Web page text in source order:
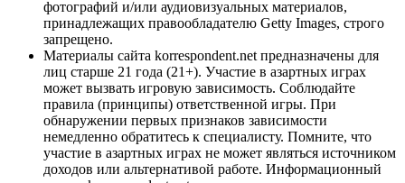
фотографий и/или аудиовизуальных материалов,
принадлежащих правообладателю Getty Images, строго
запрещено.
Материалы сайта korrespondent.net предназначены для
лиц старше 21 года (21+). Участие в азартных играх
может вызвать игровую зависимость. Соблюдайте
правила (принципы) ответственной игры. При
обнаружении первых признаков зависимости
немедленно обратитесь к специалисту. Помните, что
участие в азартных играх не может являться источником
доходов или альтернативой работе. Информационный